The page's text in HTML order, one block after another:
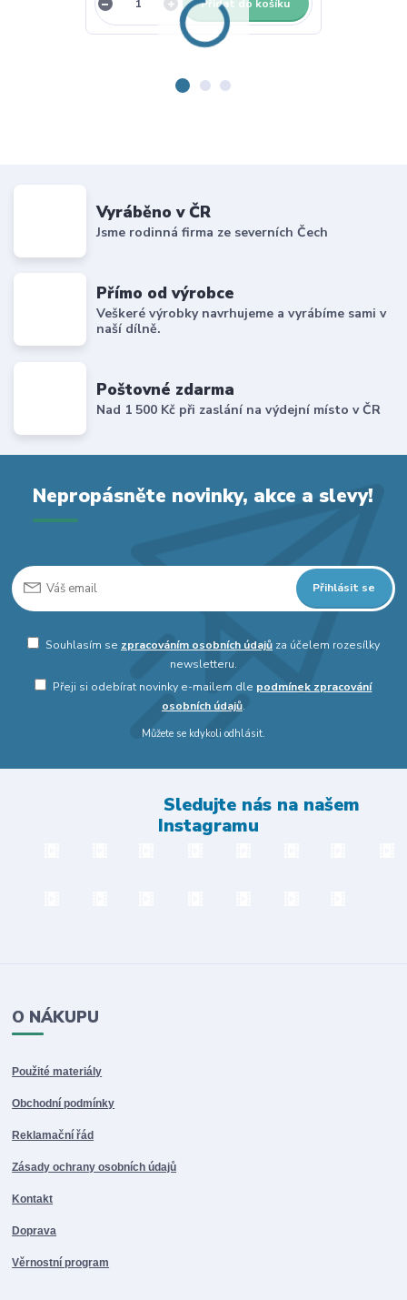
Přidat do košíku
Vyráběno v ČR
Jsme rodinná firma ze severních Čech
Přímo od výrobce
Veškeré výrobky navrhujeme a vyrábíme sami v
naší dílně.
Poštovné zdarma
Nad 1 500 Kč při zaslání na výdejní místo v ČR
Nepropásněte novinky, akce a slevy!
Přihlásit se
Souhlasím se zpracováním osobních údajůza účelem rozesílky
newsletteru.
Přeji si odebírat novinky e-mailem dle podmínek zpracování
osobních údajů.
Můžete se kdykoli odhlásit.
Sledujte nás na našem
Instagramu
O NÁKUPU
Použité materiály
Obchodní podmínky
Reklamační řád
Zásady ochrany osobních údajů
Kontakt
Doprava
Věrnostní program